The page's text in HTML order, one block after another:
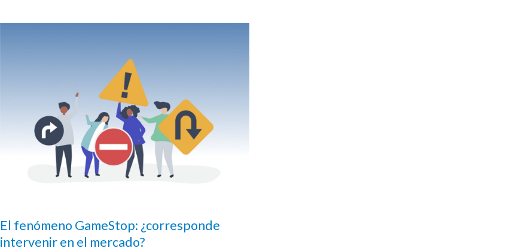
El fenómeno GameStop: ¿corresponde
intervenir en el mercado?